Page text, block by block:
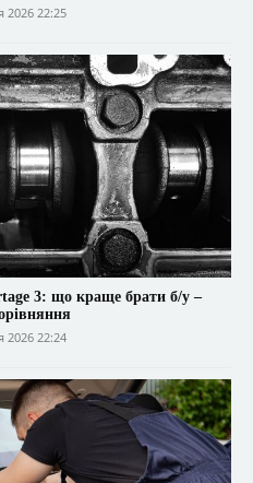
2026 22:25
3: що краще брати б/у –
2026 22:24